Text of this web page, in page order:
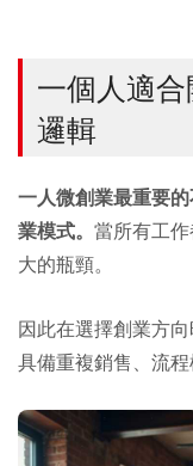
一個人適
邏輯
一人微創業最重要
業模式。 當所有工
大的瓶頸。
因此在選擇創業方
具備重複銷售、流程